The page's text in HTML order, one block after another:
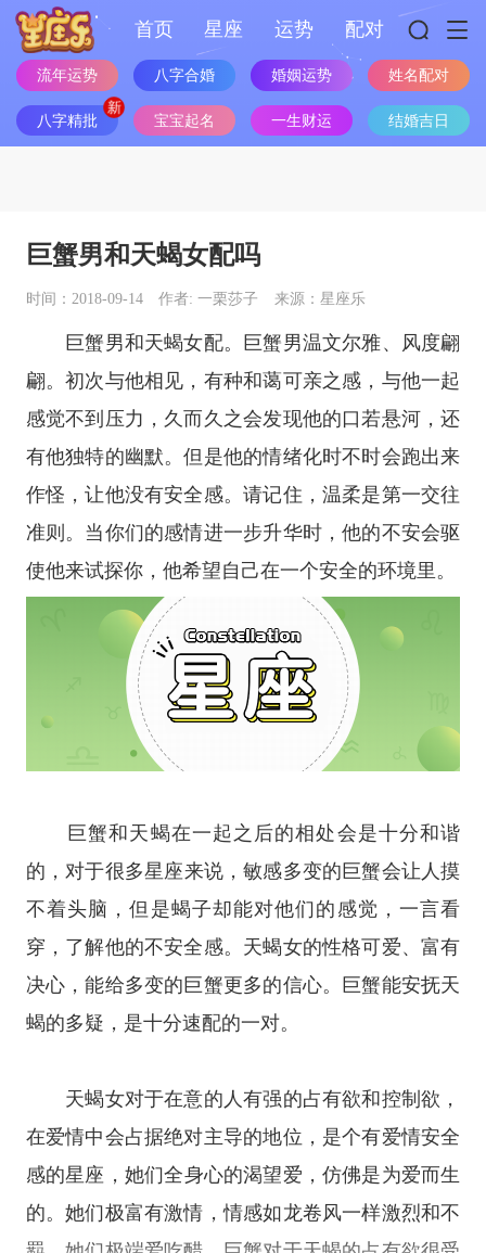
首页 星座 运势 配对
流年运势 八字合婚 婚姻运势 姓名配对
八字精批 宝宝起名 一生财运 结婚吉日
巨蟹男和天蝎女配吗
时间：2018-09-14 作者: 一栗莎子 来源：星座乐
巨蟹男和天蝎女配。巨蟹男温文尔雅、风度翩
翩。初次与他相见，有种和蔼可亲之感，与他一起
感觉不到压力，久而久之会发现他的口若悬河，还
有他独特的幽默。但是他的情绪化时不时会跑出来
作怪，让他没有安全感。请记住，温柔是第一交往
准则。当你们的感情进一步升华时，他的不安会驱
使他来试探你，他希望自己在一个安全的环境里。
巨蟹和天蝎在一起之后的相处会是十分和谐
的，对于很多星座来说，敏感多变的巨蟹会让人摸
不着头脑，但是蝎子却能对他们的感觉，一言看
穿，了解他的不安全感。天蝎女的性格可爱、富有
决心，能给多变的巨蟹更多的信心。巨蟹能安抚天
蝎的多疑，是十分速配的一对。
天蝎女对于在意的人有强的占有欲和控制欲，
在爱情中会占据绝对主导的地位，是个有爱情安全
感的星座 ，她们全身心的渴望爱，仿佛是为爱而生
的。她们极富有激情，情感如龙卷风一样激烈和不